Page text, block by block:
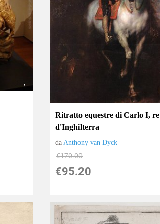
Ritratto equestre di Carlo I, re
d'Inghilterra
daAnthony van Dyck
€170.00
€95.20